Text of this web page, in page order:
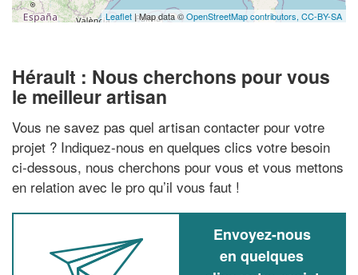
Leaflet | Map data ©OpenStreetMap contributors, CC-BY-SA
Hérault : Nous cherchons pour vous
le meilleur artisan
Vous ne savez pas quel artisan contacter pour votre
projet ? Indiquez-nous en quelques clics votre besoin
ci-dessous, nous cherchons pour vous et vous mettons
en relation avec le pro qu’il vous faut !
Envoyez-nous
en quelques